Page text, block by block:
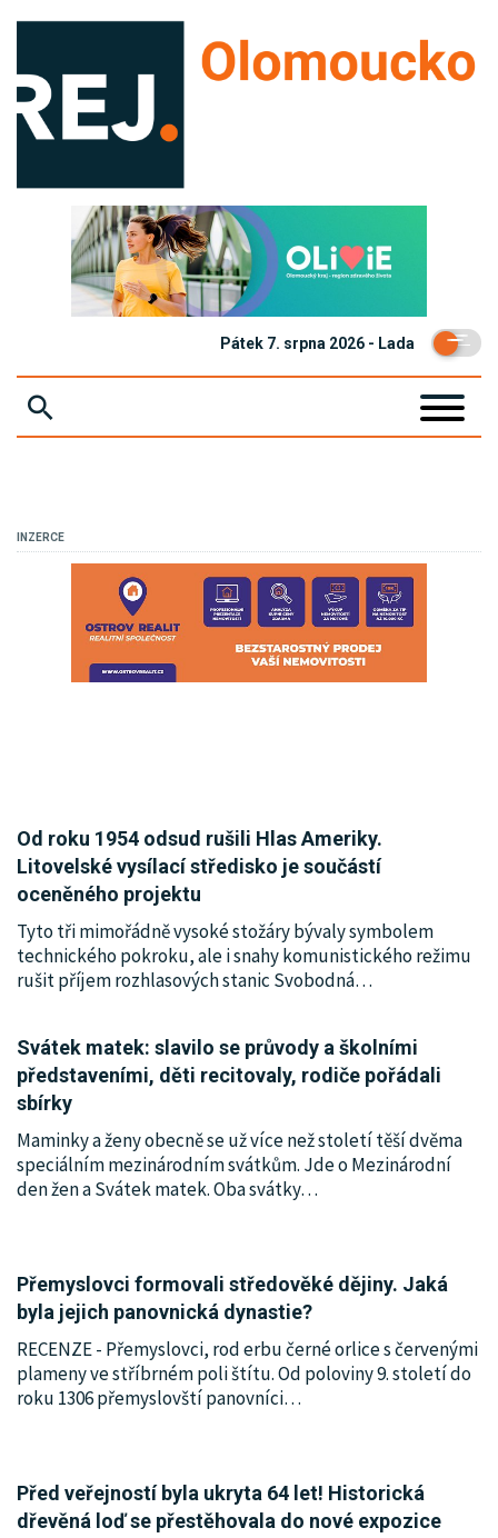
Pátek 7. srpna 2026 - Lada
SPORT
KULTURA
SPOLEČNOST
ARCHIV
INZERCE
Od roku 1954 odsud rušili Hlas Ameriky.
Litovelské vysílací středisko je součástí
oceněného projektu
Tyto tři mimořádně vysoké stožáry bývaly symbolem
technického pokroku, ale i snahy komunistického režimu
rušit příjem rozhlasových stanic Svobodná…
Svátek matek: slavilo se průvody a školními
představeními, děti recitovaly, rodiče pořádali
sbírky
Maminky a ženy obecně se už více než století těší dvěma
speciálním mezinárodním svátkům. Jde o Mezinárodní
den žen a Svátek matek. Oba svátky…
Přemyslovci formovali středověké dějiny. Jaká
byla jejich panovnická dynastie?
RECENZE - Přemyslovci, rod erbu černé orlice s červenými
plameny ve stříbrném poli štítu. Od poloviny 9. století do
roku 1306 přemyslovští panovníci…
Před veřejností byla ukryta 64 let! Historická
dřevěná loď se přestěhovala do nové expozice